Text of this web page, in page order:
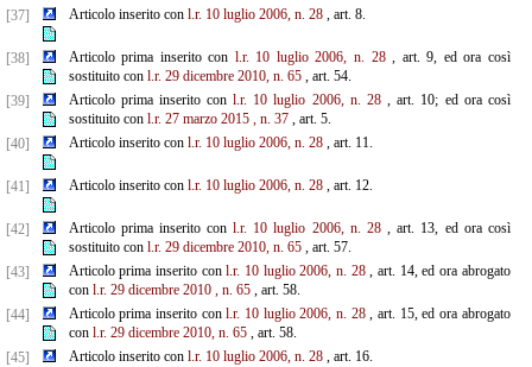
[37]
Articolo inserito con l.r. 10 luglio 2006, n. 28, art. 8.
[38] Articolo prima inserito con l.r. 10 luglio 2006, n. 28, art. 9, ed ora così
sostituito con l.r. 29 dicembre 2010, n. 65, art. 54.
[39]
Articolo prima inserito conl.r. 10 luglio 2006, n. 28, art. 10; ed ora così
sostituito con l.r. 27 marzo 2015 , n. 37, art. 5.
[40]
Articolo inserito con l.r. 10 luglio 2006, n. 28, art. 11.
[41] Articolo inserito con l.r. 10 luglio 2006, n. 28, art. 12.
[42] Articolo prima inserito conl.r. 10 luglio 2006, n. 28, art. 13, ed ora così
sostituito con l.r. 29 dicembre 2010, n. 65, art. 57.
[43]
Articolo prima inserito conl.r. 10 luglio 2006, n. 28, art. 14, ed ora abrogato
con l.r. 29 dicembre 2010 , n. 65, art. 58.
[44]
Articolo prima inserito conl.r. 10 luglio 2006, n. 28, art. 15, ed ora abrogato
con l.r. 29 dicembre 2010, n. 65, art. 58.
[45]
Articolo inserito con l.r. 10 luglio 2006, n. 28, art. 16.